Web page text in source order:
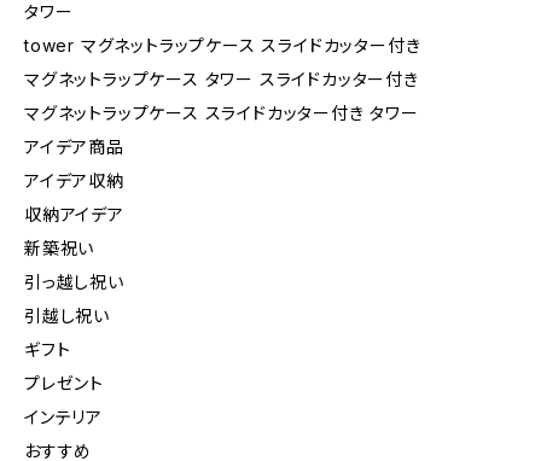
タワー
tower マグネットラップケース スライドカッター付き
マグネットラップケース タワー スライドカッター付き
マグネットラップケース スライドカッター付き タワー
アイデア商品
アイデア収納
収納アイデア
新築祝い
引っ越し祝い
引越し祝い
ギフト
プレゼント
インテリア
おすすめ